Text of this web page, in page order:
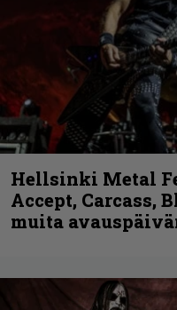
Hellsinki Metal
Accept, Carcass,
muita